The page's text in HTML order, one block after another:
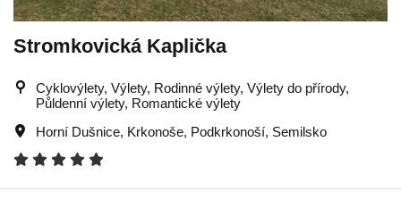
Stromkovická Kaplička
Cyklovýlety, Výlety, Rodinné výlety, Výlety do přírody,
Půldenní výlety, Romantické výlety
Horní Dušnice, Krkonoše, Podkrkonoší, Semilsko